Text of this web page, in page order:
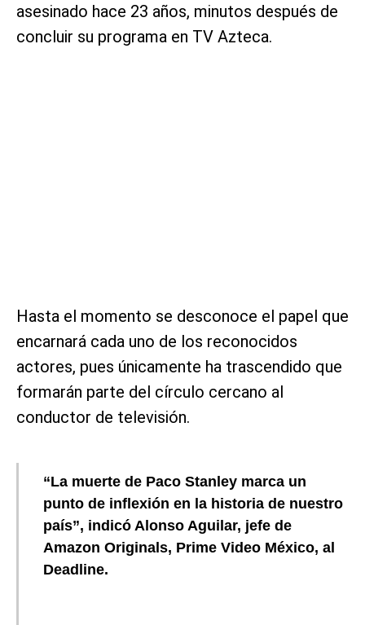
asesinado hace 23 años, minutos después de
concluir su programa en TV Azteca.
Hasta el momento se desconoce el papel que
encarnará cada uno de los reconocidos
actores, pues únicamente ha trascendido que
formarán parte del círculo cercano al
conductor de televisión.
“La muerte de Paco Stanley marca un
punto de inflexión en la historia de nuestro
país”, indicó Alonso Aguilar, jefe de
Amazon Originals, Prime Video México, al
Deadline.